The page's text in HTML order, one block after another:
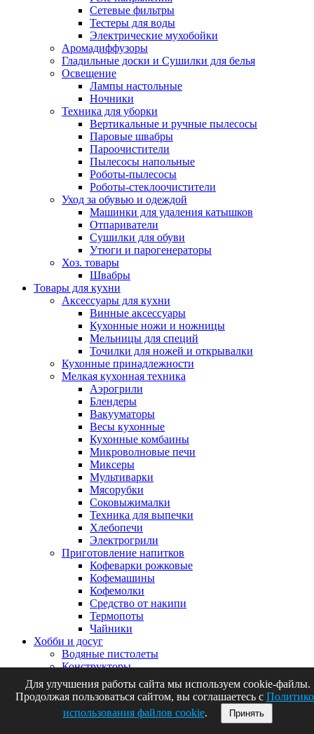
Сетевые фильтры
Тестеры для воды
Электрические мухобойки
Аромадиффузоры
Гладильные доски и Сушилки для белья
Освещение
Лампы настольные
Ночники
Техника для уборки
Вертикальные и ручные пылесосы
Паровые швабры
Пароочистители
Пылесосы напольные
Роботы-пылесосы
Роботы-стеклоочистители
Уход за обувью и одеждой
Машинки для удаления катышков
Отпариватели
Сушилки для обуви
Утюги и парогенераторы
Хоз. товары
Швабры
Товары для кухни
Аксессуары для кухни
Винные аксессуары
Кухонные ножи и ножницы
Мельницы для специй
Точилки для ножей и открывалки
Кухонные принадлежности
Мелкая кухонная техника
Аэрогрили
Блендеры
Вакууматоры
Весы кухонные
Кухонные комбаины
Микроволновые печи
Миксеры
Мультиварки
Мясорубки
Соковыжималки
Техника для выпечки
Хлебопечи
Электрогрили
Приготовление напитков
Кофеварки рожковые
Кофемашины
Кофемолки
Средство от накипи
Термопоты
Чайники
Хобби и досуг
Водяные пистолеты
Конструкторы
Микрофоны-колонки
Микрофоны-колонки Hoco
Микрофоны-колонки PRC
Планшеты для рисования
Для улучшения работы сайта мы используем cookie-файлы.
Продолжая пользоваться сайтом, вы соглашаетесь с
использования файлов cookie. Принять